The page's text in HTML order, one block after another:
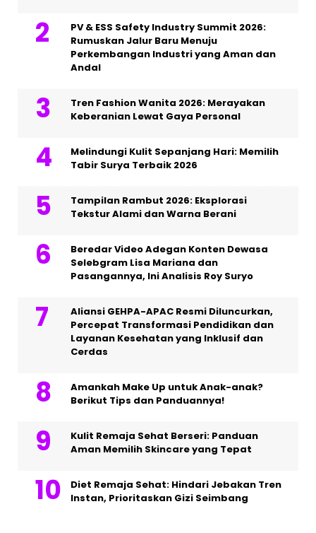
PV & ESS Safety Industry Summit 2026:
Rumuskan Jalur Baru Menuju
Perkembangan Industri yang Aman dan
Andal
Tren Fashion Wanita 2026: Merayakan
Keberanian Lewat Gaya Personal
Melindungi Kulit Sepanjang Hari: Memilih
Tabir Surya Terbaik 2026
Tampilan Rambut 2026: Eksplorasi
Tekstur Alami dan Warna Berani
Beredar Video Adegan Konten Dewasa
Selebgram Lisa Mariana dan
Pasangannya, Ini Analisis Roy Suryo
Aliansi GEHPA-APAC Resmi Diluncurkan,
Percepat Transformasi Pendidikan dan
Layanan Kesehatan yang Inklusif dan
Cerdas
Amankah Make Up untuk Anak-anak?
Berikut Tips dan Panduannya!
Kulit Remaja Sehat Berseri: Panduan
Aman Memilih Skincare yang Tepat
Diet Remaja Sehat: Hindari Jebakan Tren
Instan, Prioritaskan Gizi Seimbang